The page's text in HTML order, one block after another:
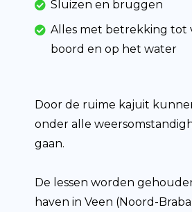
Sluizen en bruggen
Alles met betrekking tot
boord en op het water
Door de ruime kajuit
onder alle
gaan.
De lessen worden
haven in Veen (Noord-